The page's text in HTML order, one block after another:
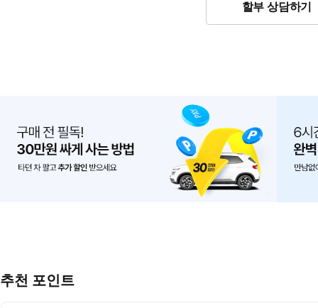
할부 상담하기
추천 포인트